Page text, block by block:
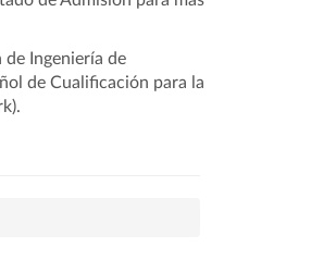
Ingeniería de
de Cualificación para la